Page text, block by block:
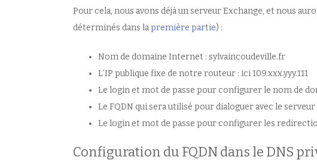
Pour cela, nous avons déjà un serveur Exchange, et nous
déterminés dans lapremière partie) :
Nom de domaine Internet : sylvaincoudeville.fr
L’IP publique fixe de notre routeur : ici 109.xxx.yyy.111
Le login et mot de passe pour configurer le nom de
Le FQDN qui sera utilisé pour dialoguer avec le
Le login et mot de passe pour configurer les
Configuration du FQDN dans le DNS